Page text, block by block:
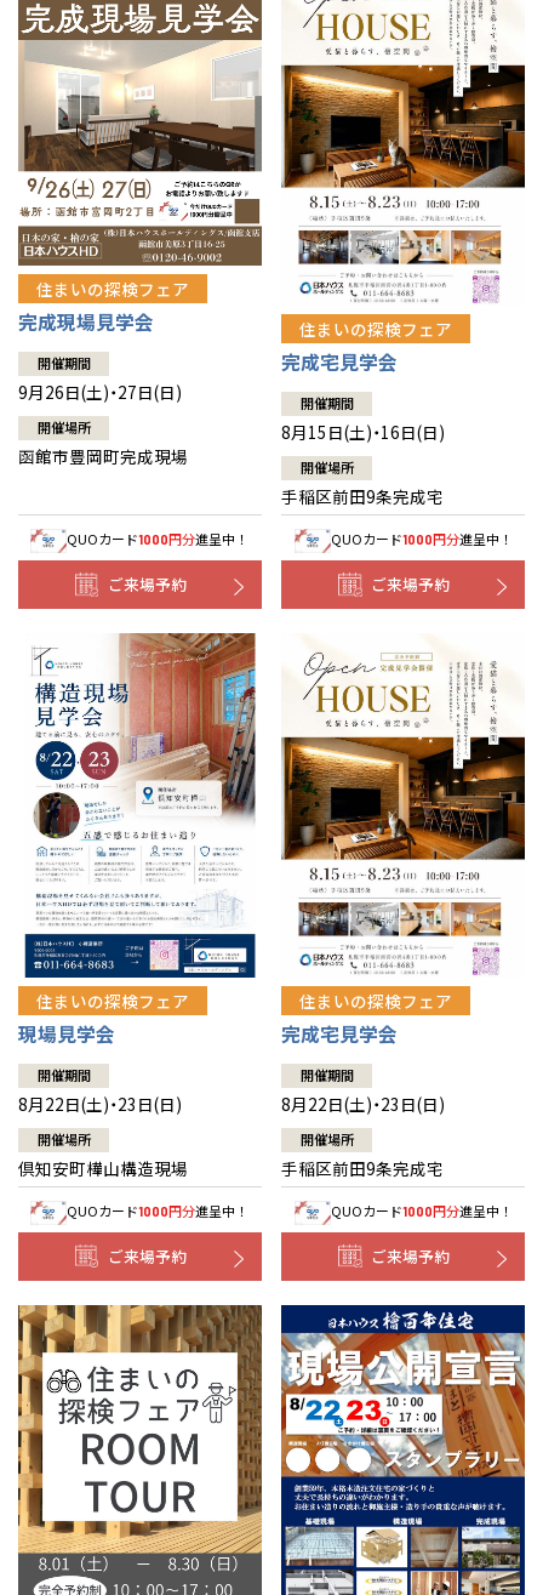
住まいの探検フェア
完成現場見学会
開催期間
9月26日(土)・27日(日)
開催場所
函館市豊岡町完成現場
QUOカード1000円分進呈中！
ご来場予約
住まいの探検フェア
完成宅見学会
開催期間
8月15日(土)・16日(日)
開催場所
手稲区前田9条完成宅
QUOカード1000円分進呈中！
ご来場予約
住まいの探検フェア
現場見学会
開催期間
8月22日(土)・23日(日)
開催場所
倶知安町樺山構造現場
QUOカード1000円分進呈中！
ご来場予約
住まいの探検フェア
完成宅見学会
開催期間
8月22日(土)・23日(日)
開催場所
手稲区前田9条完成宅
QUOカード1000円分進呈中！
ご来場予約
全国の展示場
北海道
札幌
道央
道北
道南
道東
東北
青森
秋田
岩手
山形
宮城
福島
甲信越・北陸
新潟
山梨
長野
富山
石川
福井
関東
東京
神奈川
埼玉
千葉
茨城
栃木
群馬
東海
愛知
岐阜
静岡
三重
近畿
大阪
京都
兵庫
奈良
滋賀
和歌山
中国・四国
岡山
香川
愛媛
鳥取
島根
広島
九州
福岡
佐賀
熊本
大分
宮崎
分譲マンション
※現住所のある都道府県以外の建築予定地の方でも現住所の有るお近
くの展示場又は店舗にお問合せください。移住の計画の方もご相談対
応します。お気軽にご相談ください。
お近くのイベント
北海道
札幌
札幌
小樽
道央
苫小牧千歳
小樽
道北
道南
道東
釧路
東北
青森県
八戸
青森
秋田県
秋田
岩手県
山形県
宮城県
仙台
福島県
会津
甲信越・北陸
新潟県
長岡
山梨県
長野県
富山県
富山
石川県
福井県
福井
関東
東京都
神奈川県
相模
埼玉県
埼玉
千葉県
千葉
柏
茨城県
水戸
栃木県
宇都宮
小山
群馬県
群馬
伊勢崎
東海
愛知県
岐阜県
岐阜
静岡県
三重県
四日市
近畿
大阪府
大阪
京都府
京都
兵庫県
姫路
奈良県
奈良
中国・四国
岡山県
岡山
愛媛県
松山
九州
福岡県
福岡
佐賀県
佐賀
熊本県
熊本
大分県
大分
宮崎県
宮崎
鹿児島県
鹿児島